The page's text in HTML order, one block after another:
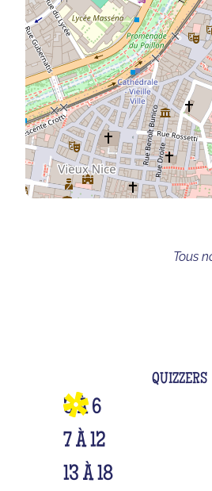
Tous
QUIZZERS
3 À 6
7 À 12
13 À 18